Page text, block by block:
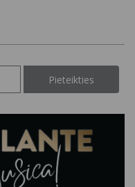
Pieteikties